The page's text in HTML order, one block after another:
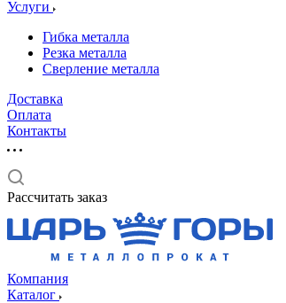
Услуги
Гибка металла
Резка металла
Сверление металла
Доставка
Оплата
Контакты
Рассчитать заказ
Компания
Каталог